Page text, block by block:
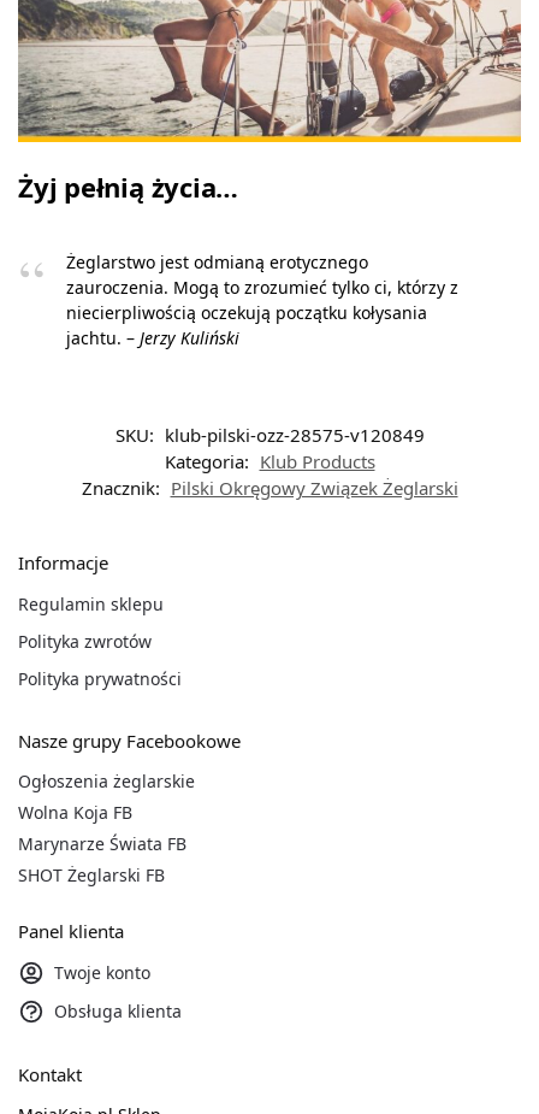
Żyj pełnią życia…
Żeglarstwo jest odmianą erotycznego
zauroczenia. Mogą to zrozumieć tylko ci, którzy z
niecierpliwością oczekują początku kołysania
jachtu. – Jerzy Kuliński
SKU: klub-pilski-ozz-28575-v120849
Kategoria: Klub Products
Znacznik: Pilski Okręgowy Związek Żeglarski
Informacje
Regulamin sklepu
Polityka zwrotów
Polityka prywatności
Nasze grupy Facebookowe
Ogłoszenia żeglarskie
Wolna Koja FB
Marynarze Świata FB
SHOT Żeglarski FB
Panel klienta
Twoje konto
Obsługa klienta
Kontakt